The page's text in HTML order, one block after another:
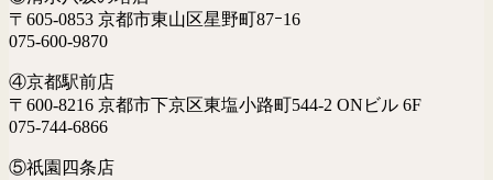
〒605-0853 京都市東山区星野町87ｰ16
075-600-9870
④京都駅前店
〒600-8216 京都市下京区東塩小路町544-2 ONビル 6F
075-744-6866
⑤祇園四条店